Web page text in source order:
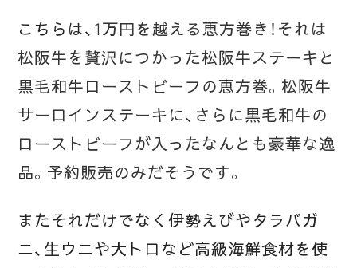
こちらは、 1万円を越える恵方巻き！それは
松阪牛を贅沢につかった松阪牛ステーキと
黒毛和牛ローストビーフの恵方巻。松阪牛
サーロインステーキに、さらに黒毛和牛の
ローストビーフが入ったなんとも豪華な逸
品。予約販売のみだそうです。
またそれだけでなく伊勢えびやタラバガ
ニ、生ウニや大トロなど高級海鮮食材を使